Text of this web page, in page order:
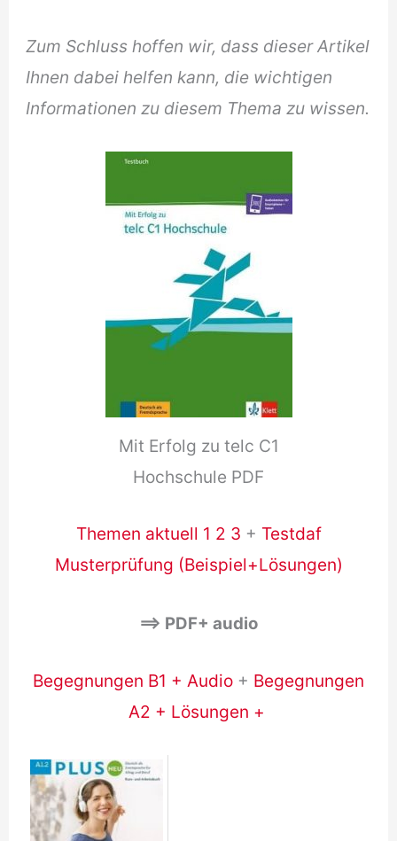
Zum Schluss hoffen wir, dass dieser Artikel
Ihnen dabei helfen kann, die wichtigen
Informationen zu diesem Thema zu wissen.
Mit Erfolg zu telc C1
Hochschule PDF
Themen aktuell 1 2 3 + Testdaf
Musterprüfung (Beispiel+Lösungen)
==> PDF+ audio
Begegnungen B1 + Audio + Begegnungen
A2 + Lösungen +